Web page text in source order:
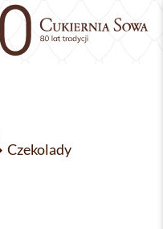
Czekolady